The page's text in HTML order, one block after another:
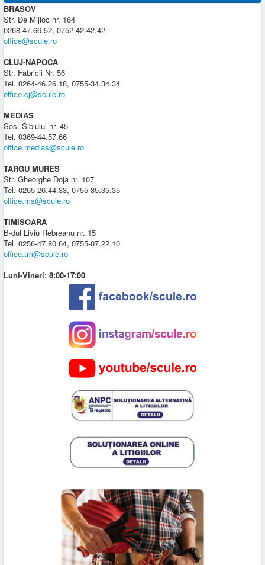
BRASOV
Str. De Mijloc nr. 164
0268-47.66.52, 0752-42.42.42
office@scule.ro
CLUJ-NAPOCA
Str. Fabricii Nr. 56
Tel. 0264-46.26.18, 0755-34.34.34
office.cj@scule.ro
MEDIAS
Sos. Sibiului nr. 45
Tel. 0369-44.57.66
office.medias@scule.ro
TARGU MURES
Str. Gheorghe Doja nr. 107
Tel. 0265-26.44.33, 0755-35.35.35
office.ms@scule.ro
TIMISOARA
B-dul Liviu Rebreanu nr. 15
Tel. 0256-47.80.64, 0755-07.22.10
office.tm@scule.ro
Luni-Vineri: 8:00-17:00